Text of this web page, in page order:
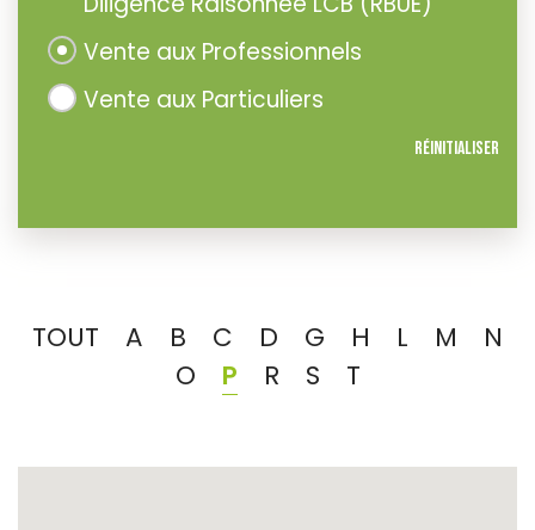
Vente aux Professionnels
Vente aux Particuliers
Réinitialiser
TOUT A B C D G H L M
N
O
P R S T